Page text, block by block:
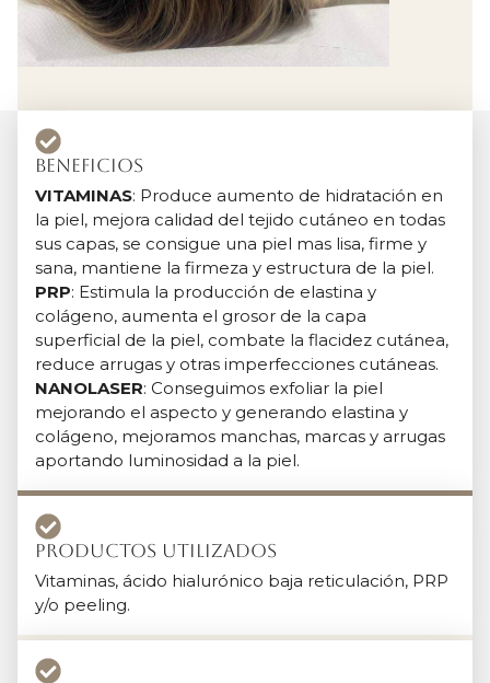
Beneficios
VITAMINAS: Produce aumento de hidratación en
la piel, mejora calidad del tejido cutáneo en todas
sus capas, se consigue una piel mas lisa, firme y
sana, mantiene la firmeza y estructura de la piel.
PRP: Estimula la producción de elastina y
colágeno, aumenta el grosor de la capa
superficial de la piel, combate la flacidez cutánea,
reduce arrugas y otras imperfecciones cutáneas.
NANOLASER: Conseguimos exfoliar la piel
mejorando el aspecto y generando elastina y
colágeno, mejoramos manchas, marcas y arrugas
aportando luminosidad a la piel.
Productos Utilizados
Vitaminas, ácido hialurónico baja reticulación, PRP
y/o peeling.